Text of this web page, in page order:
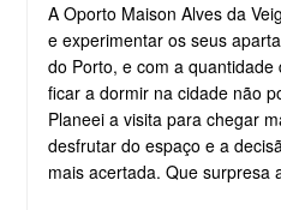
A Oporto Maison Alves da
e experimentar os seus
do Porto, e com a
ficar a dormir na cidade não
Planeei a visita para chegar
desfrutar do espaço e a
mais acertada. Que surpresa